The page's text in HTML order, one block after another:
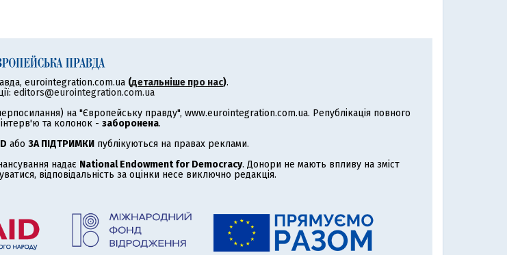
eurointegration.com.ua (детальніше про нас).
editors@eurointegration.com.ua
на "Європейську правду", www.eurointegration.com.ua. Републікація повного
та колонок - заборонена.
або ЗА ПІДТРИМКИ публікуються на правах реклами.
надає National Endowment for Democracy. Донори не мають впливу на зміст
відповідальність за оцінки несе виключно редакція.